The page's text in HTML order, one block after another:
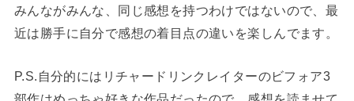
みんながみんな、同じ感想を持つわけではないので、最
近は勝手に自分で感想の着目点の違いを楽しんでます。
P.S.自分的にはリチャードリンクレイターのビフォア3